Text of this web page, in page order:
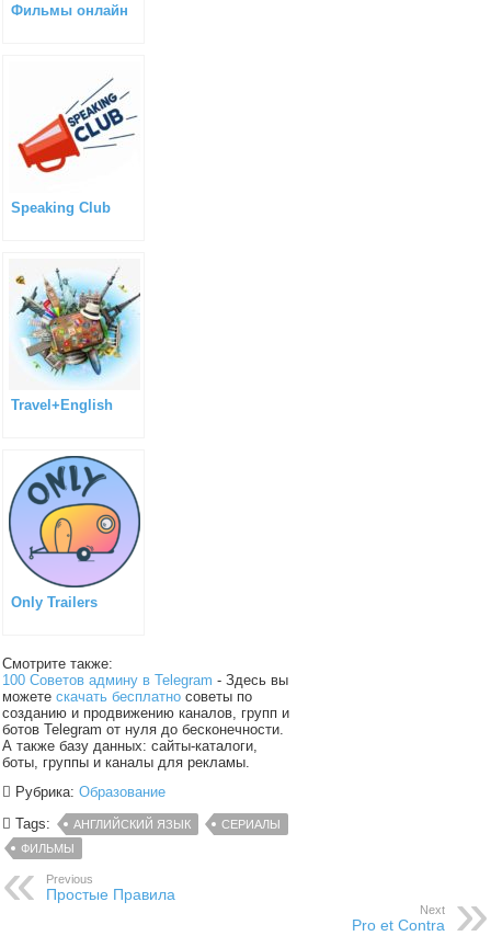
Фильмы онлайн
Speaking Club
Travel+English
Only Trailers
Смотрите также:
100 Советов админу в Telegram - Здесь вы
можетескачать бесплатно советы по
созданию и продвижению каналов, групп и
ботов Telegram от нуля до бесконечности.
А также базу данных: сайты-каталоги,
боты, группы и каналы для рекламы.
Рубрика:Образование
Tags:
АНГЛИЙСКИЙ ЯЗЫК
СЕРИАЛЫ
ФИЛЬМЫ
Previous
Простые Правила
Next
Pro et Contra